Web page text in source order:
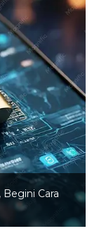
2024
bahwa
dalam
membuat
pada triwulan
target
(yoy) di akhir
pada
di tahun
Cara